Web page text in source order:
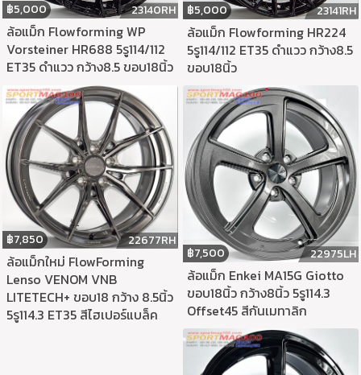
฿5,000 23140RH
ล้อแม็ก Flowforming WP
Vorsteiner HR688 5รู114/112
ET35 ดำแวว กว้าง8.5 ขอบ18นิ้ว
฿5,000 23141RH
ล้อแม็ก Flowforming HR224
5รู114/112 ET35 ดำแวว กว้าง8.5
ขอบ18นิ้ว
฿7,850 22677RH
ล้อแม็กใหม่ FlowForming
Lenso VENOM VNB
LITETECH+ ขอบ18 กว้าง 8.5นิ้ว
5รู114.3 ET35 สีไฮเปอร์แบล็ค
฿7,500 22975LH
ล้อแม็ก Enkei MA15G Giotto
ขอบ18นิ้ว กว้าง8นิ้ว 5รู114.3
Offset45 สีกันเมทาลิก